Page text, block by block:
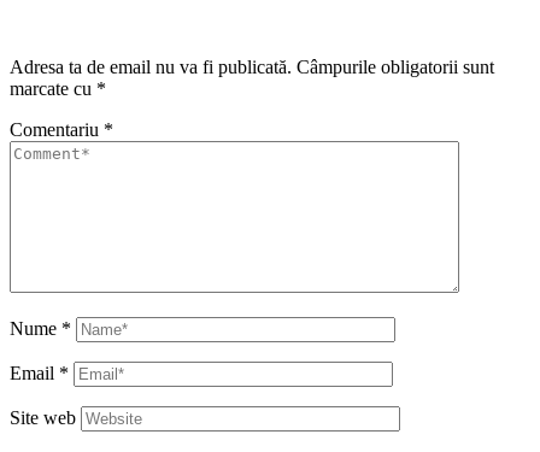
Adresa ta de email nu va fi publicată. Câmpurile obligatorii sunt
marcate cu *
Comentariu *
Nume *
Email *
Site web